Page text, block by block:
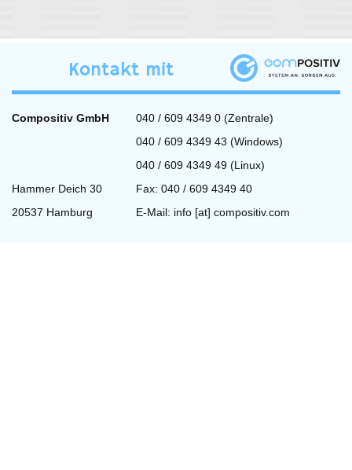
Kontakt mit
Compositiv GmbH
040 / 609 4349 0 (Zentrale)
040 / 609 4349 43 (Windows)
040 / 609 4349 49 (Linux)
Hammer Deich 30
Fax: 040 / 609 4349 40
20537 Hamburg
E-Mail: info [at] compositiv.com